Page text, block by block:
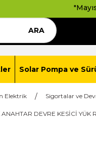
"Mayıs
ARA
Solar Pompa ve
Elektrik Sigortalar ve